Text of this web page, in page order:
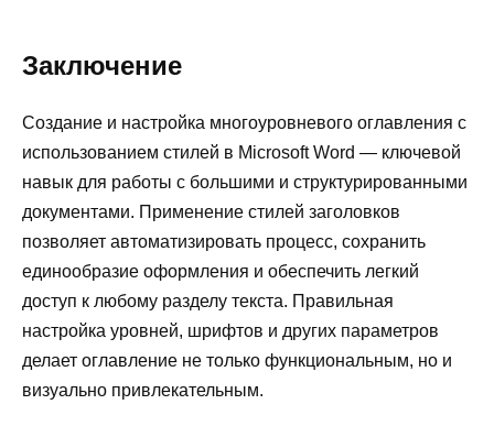
Заключение
Создание и настройка многоуровневого оглавления с
использованием стилей в Microsoft Word — ключевой
навык для работы с большими и структурированными
документами. Применение стилей заголовков
позволяет автоматизировать процесс, сохранить
единообразие оформления и обеспечить легкий
доступ к любому разделу текста. Правильная
настройка уровней, шрифтов и других параметров
делает оглавление не только функциональным, но и
визуально привлекательным.